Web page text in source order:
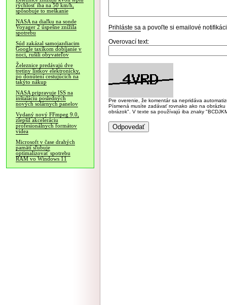
rýchlosť iba na 50 km/h,
spôsobuje to meškanie
NASA na diaľku na sonde
Voyager 2 úspešne znížila
spotrebu
Súd zakázal samojazdiacim
Google taxíkom dobíjanie v
noci, rušili obyvateľov
Železnice predávajú dve
tretiny lístkov elektronicky,
po donútení cestujúcich na
takýto nákup
NASA pripravuje ISS na
inštaláciu posledných
nových solárnych panelov
Vydaný nový FFmpeg 9.0,
zlepšil akceleráciu
profesionálnych formátov
videa
Microsoft v čase drahých
pamätí sľubuje
optimalizovať spotrebu
RAM vo Windows 11
Prihláste sa a povoľte si emailové
Overovací text:
Pre overenie, že komentár sa nepridáva
Písmená musíte zadávať rovnako ako na
obrázok". V texte sa používajú iba znaky